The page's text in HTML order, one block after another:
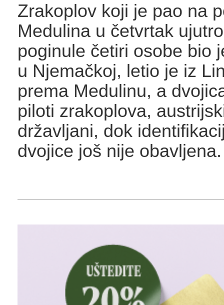
Zrakoplov koji je pao na
Medulina u četvrtak
poginule četiri osobe bio
u Njemačkoj, letio je iz
prema Medulinu, a
piloti zrakoplova,
državljani, dok
dvojice još nije obavljena.